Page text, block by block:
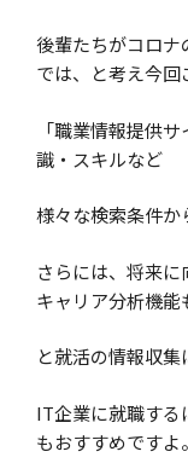
後輩たちがコロナ
では、と考え今回
「職業情報提供
識・スキルなど
様々な検索条件か
さらには、将来に
キャリア分析機能
と就活の情報収集
IT企業に就職する
もおすすめですよ。